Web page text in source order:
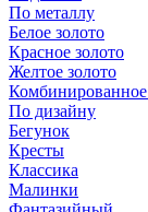
По металлу
Белое золото
Красное золото
Желтое золото
Комбинированное
По дизайну
Бегунок
Кресты
Классика
Малинки